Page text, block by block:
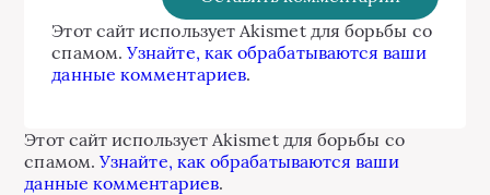
Этот сайт использует Akismet для борьбы со
спамом.Узнайте, как обрабатываются ваши
данные комментариев.
Этот сайт использует Akismet для борьбы со
спамом.Узнайте, как обрабатываются ваши
данные комментариев.